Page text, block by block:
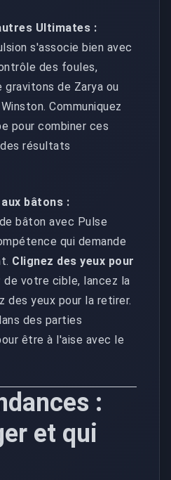
Ultimates :
s'associe bien avec
des foules,
gravitons de Zarya ou
Communiquez
pour combiner ces
résultats
bâtons :
bâton avec Pulse
qui demande
Clignez des yeux pour
de votre cible, lancez la
des yeux pour la retirer.
des parties
être à l'aise avec le
:
et qui